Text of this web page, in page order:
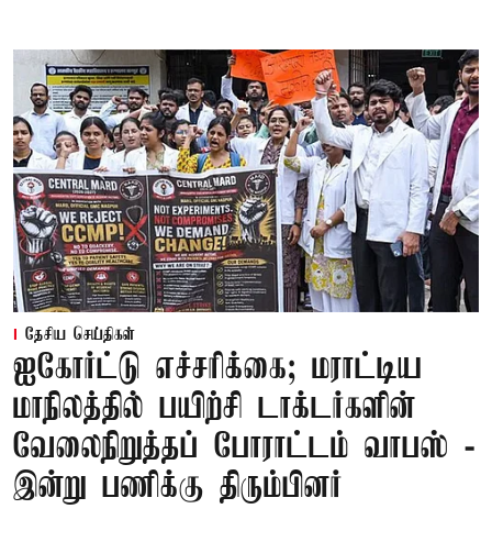
தேசிய செய்திகள்
ஐகோர்ட்டு எச்சரிக்கை; மராட்டிய
மாநிலத்தில் பயிற்சி டாக்டர்களின்
வேலைநிறுத்தப் போராட்டம் வாபஸ் -
இன்று பணிக்கு திரும்பினர்